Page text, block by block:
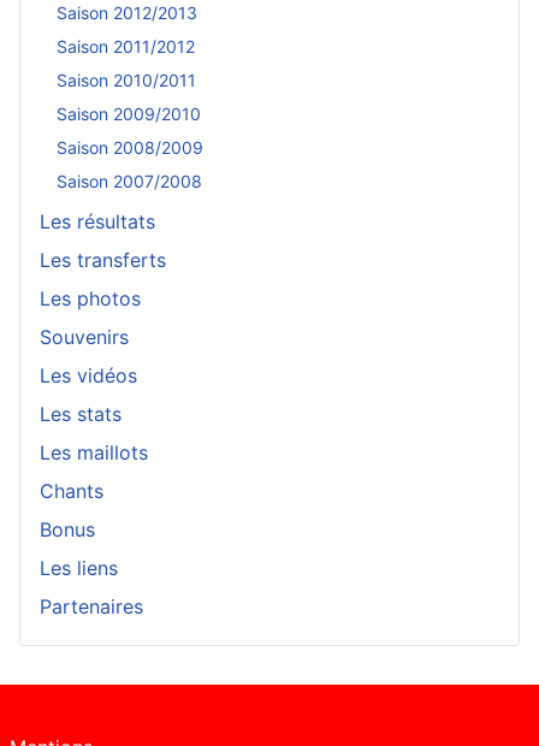
Saison 2012/2013
Saison 2011/2012
Saison 2010/2011
Saison 2009/2010
Saison 2008/2009
Saison 2007/2008
Les résultats
Les transferts
Les photos
Souvenirs
Les vidéos
Les stats
Les maillots
Chants
Bonus
Les liens
Partenaires